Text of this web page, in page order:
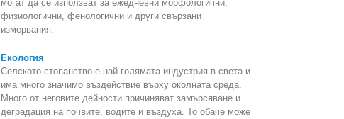
могат да се използват за ежедневни морфологични,
физиологични, фенологични и други свързани
измервания.
Екология
Селското стопанство е най-голямата индустрия в света и
има много значимо въздействие върху околната среда.
Много от неговите дейности причиняват замърсяване и
деградация на почвите, водите и въздуха. То обаче може